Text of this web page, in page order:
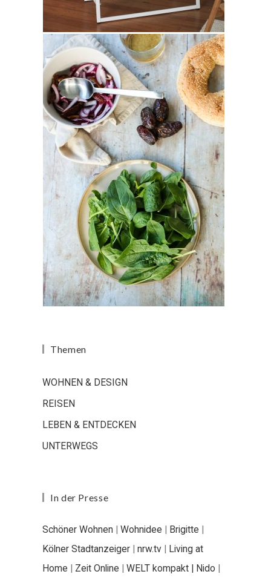
Themen
WOHNEN & DESIGN
REISEN
LEBEN & ENTDECKEN
UNTERWEGS
In der Presse
Schöner Wohnen | Wohnidee | Brigitte |
Kölner Stadtanzeiger | nrw.tv | Living at
Home | Zeit Online | WELT kompakt | Nido |